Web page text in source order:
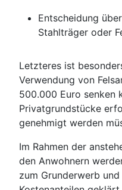
Entscheidung
Stahlträger oder
Letzteres ist
Verwendung von
500.000 Euro senken
Privatgrundstücke
genehmigt werden
Im Rahmen der
den Anwohnern
zum Grunderwerb